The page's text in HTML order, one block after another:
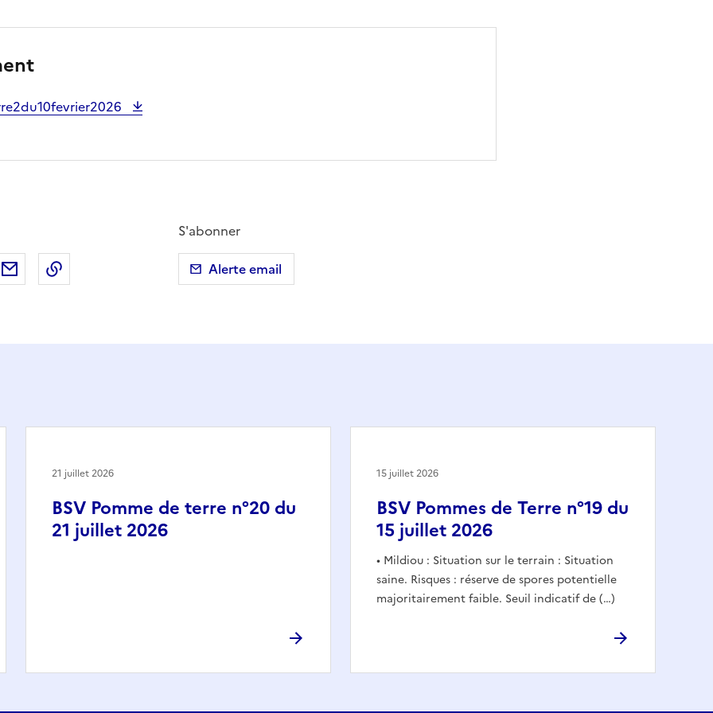
X (anciennement Twitter)
sur LinkedIn
Partager par emailCopier dans le presse-papier
S'abonner
Alerte email
BSV Pomme de terre n°20 du
21 juillet 2026
21 juillet 2026
BSV Pommes de Terre n°19 du
15 juillet 2026
• Mildiou : Situation sur le terrain : Situation
saine. Risques : réserve de spores potentielle
majoritairement faible. Seuil indicatif de (…)
15 juillet 2026